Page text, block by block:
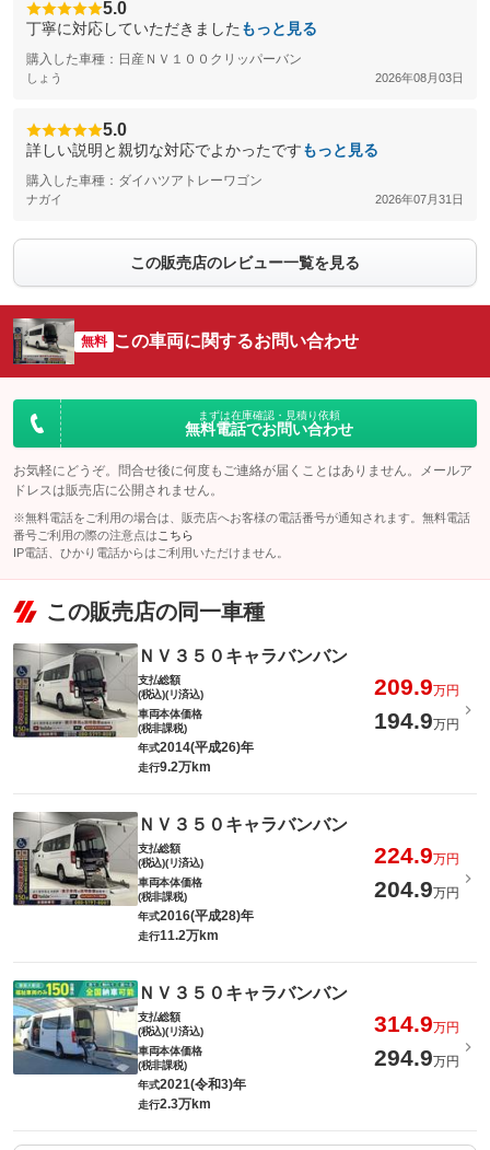
5.0
丁寧に対応していただきました もっと見る
購入した車種：日産ＮＶ１００クリッパーバン
しょう 2026年08月03日
5.0
詳しい説明と親切な対応でよかったですもっと見る
購入した車種：ダイハツアトレーワゴン
ナガイ 2026年07月31日
この販売店のレビュー一覧を見る
無料 この車両に関するお問い合わせ
まずは在庫確認・見積り依頼
無料電話でお問い合わせ
お気軽にどうぞ。問合せ後に何度もご連絡が届くことはありません。メールア
ドレスは販売店に公開されません。
※無料電話をご利用の場合は、販売店へお客様の電話番号が通知されます。無料電話
番号ご利用の際の注意点は こちら
IP電話、ひかり電話からはご利用いただけません。
この販売店の同一車種
ＮＶ３５０キャラバンバン
支払総額
(税込)(リ済込)
209.9万円
車両本体価格
(税非課税)
194.9万円
年式2014(平成26)年
走行9.2万km
ＮＶ３５０キャラバンバン
支払総額
(税込)(リ済込)
224.9万円
車両本体価格
(税非課税)
204.9万円
年式2016(平成28)年
走行11.2万km
ＮＶ３５０キャラバンバン
支払総額
(税込)(リ済込)
314.9万円
車両本体価格
(税非課税)
294.9万円
年式2021(令和3)年
走行2.3万km